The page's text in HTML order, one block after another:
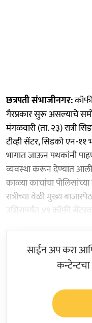
छत्रपती संभाजीनगर:
गैरप्रकार सुरू असल्याचे
मंगळवारी (ता. २३) रात्री
टीव्ही सेंटर, सिडको एन-११
भागात जाऊन पथकांनी
व्यवस्था करून देण्यात आली
काळ्या काचांचा
रात्रीच्या वेळी मुख्य
उशिरापर्यंत ४९ कॉफी
साईन अप करा